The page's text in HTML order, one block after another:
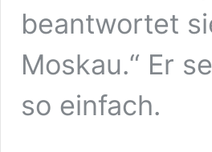
beantwortet
Moskau.“ Er
so einfach.